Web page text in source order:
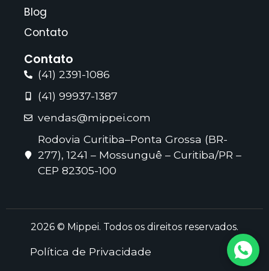
Blog
Contato
Contato
(41) 2391-1086
(41) 99937-1387
vendas@mippei.com
Rodovia Curitiba–Ponta Grossa (BR-
277), 1241 – Mossunguê – Curitiba/PR –
CEP 82305-100
2026 © Mippei. Todos os direitos reservados.
Política de Privacidade